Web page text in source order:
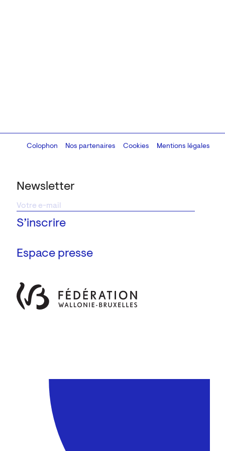
Newsletter
Espace presse
Colophon
Design:Marcel Kaczmarek, code:8080.studio
Nos partenaires Cookies Mentions légales